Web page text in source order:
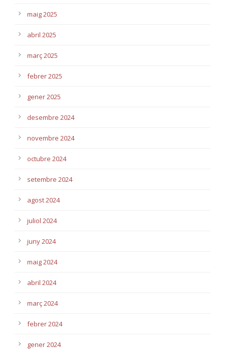
maig 2025
abril 2025
març 2025
febrer 2025
gener 2025
desembre 2024
novembre 2024
octubre 2024
setembre 2024
agost 2024
juliol 2024
juny 2024
maig 2024
abril 2024
març 2024
febrer 2024
gener 2024